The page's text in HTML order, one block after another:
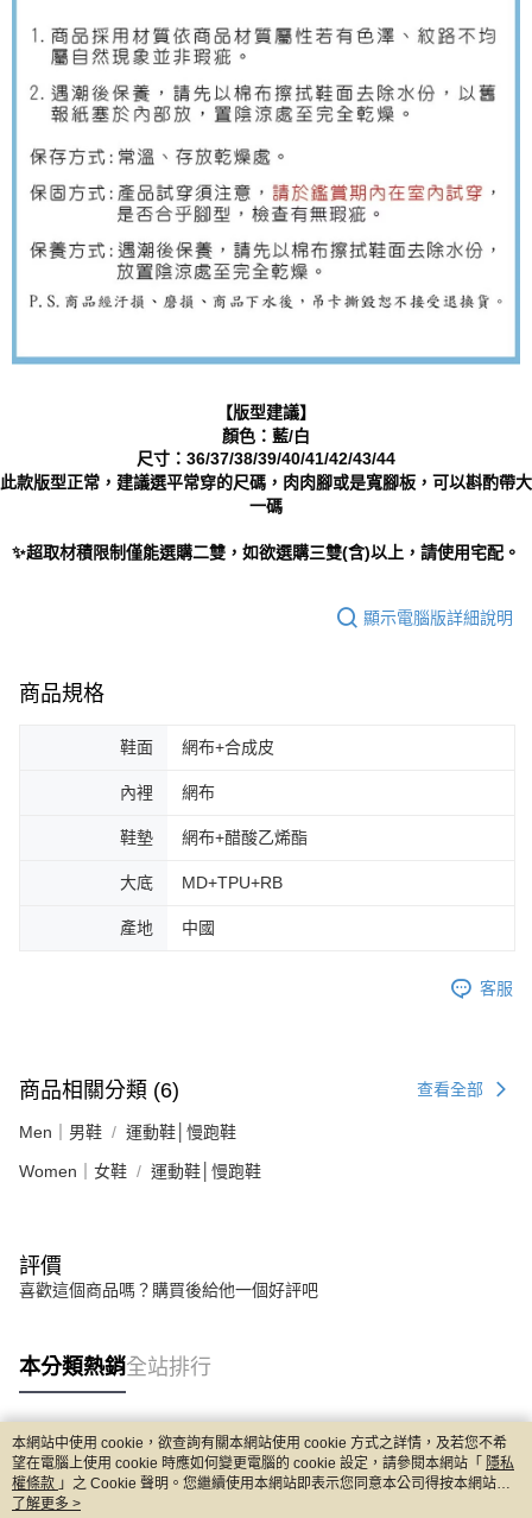
【版型建議】
顏色：藍/白
尺寸：36/37/38/39/40/41/42/43/44
此款版型正常，建議選平常穿的尺碼，肉肉腳或是寬腳板，可以斟酌帶大
一碼
✨超取材積限制僅能選購二雙，如欲選購三雙(含)以上，請使用宅配。
顯示電腦版詳細說明
商品規格
鞋面 網布+合成皮
內裡 網布
鞋墊 網布+醋酸乙烯酯
大底 MD+TPU+RB
產地 中國
客服
商品相關分類 (6) 查看全部
Men｜男鞋 運動鞋│慢跑鞋
Women｜女鞋 運動鞋│慢跑鞋
評價
喜歡這個商品嗎？購買後給他一個好評吧
本分類熱銷全站排行
熱門標籤
本網站中使用 cookie，欲查詢有關本網站使用 cookie 方式之詳情，及若您不希
望在電腦上使用 cookie 時應如何變更電腦的 cookie 設定，請參閱本網站「 隱私
權條款 」之 Cookie 聲明。您繼續使用本網站即表示您同意本公司得按本網站使
用條款之 Cookie 聲明使用 cookie。
了解更多 >